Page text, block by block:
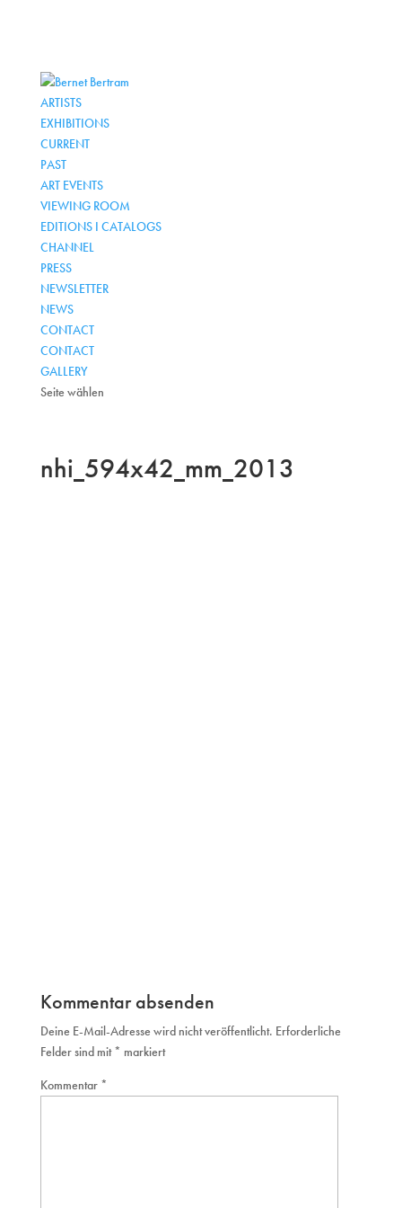
ARTISTS
EXHIBITIONS
CURRENT
PAST
ART EVENTS
VIEWING ROOM
EDITIONS I CATALOGS
CHANNEL
PRESS
NEWSLETTER
NEWS
CONTACT
CONTACT
GALLERY
Seite wählen
nhi_594x42_mm_2013
Kommentar absenden
Deine E-Mail-Adresse wird nicht veröffentlicht. Erforderliche
Felder sind mit* markiert
Kommentar *